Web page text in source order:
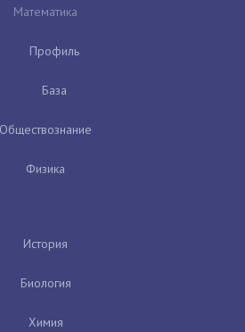
Математика
Профиль
База
Обществознание
Физика
История
Биология
Химия